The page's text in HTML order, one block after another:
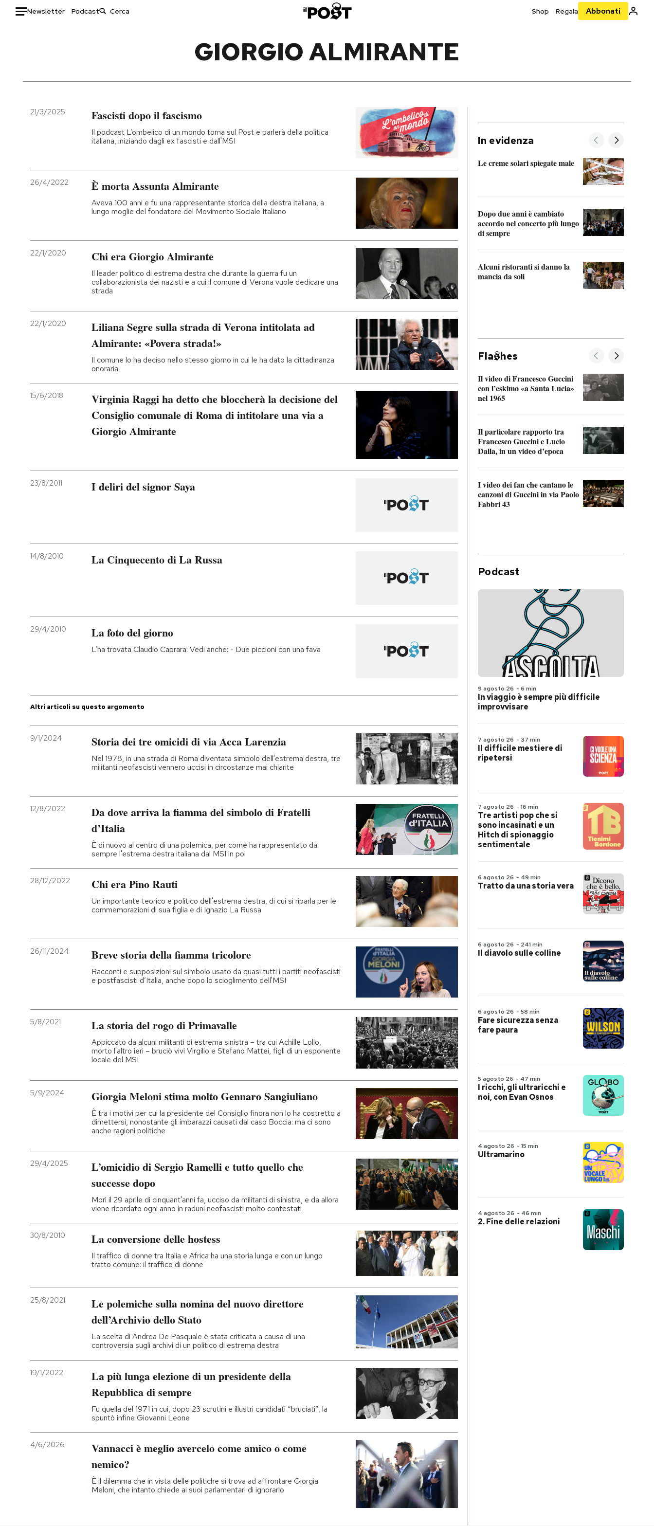
Newsletter Podcast Shop Regala Abbonati
Italia
Politica
Economia
Moda
Storie/Idee
Ok Boomer!
AREA PERSONALE
GIORGIO ALMIRANTE
21/3/2025 Fascisti dopo il fascismo
Il podcast L’ombelico di un mondo torna sul Post e parlerà della politica
italiana, iniziando dagli ex fascisti e dall'MSI
26/4/2022 È morta Assunta Almirante
Aveva 100 anni e fu una rappresentante storica della destra italiana, a
lungo moglie del fondatore del Movimento Sociale Italiano
22/1/2020 Chi era Giorgio Almirante
Il leader politico di estrema destra che durante la guerra fu un
collaborazionista dei nazisti e a cui il comune di Verona vuole dedicare una
strada
22/1/2020
Liliana Segre sulla strada di Verona intitolata ad
Almirante: «Povera strada!»
Il comune lo ha deciso nello stesso giorno in cui le ha dato la cittadinanza
onoraria
15/6/2018
Virginia Raggi ha detto che bloccherà la decisione del
Consiglio comunale di Roma di intitolare una via a
Giorgio Almirante
23/8/2011 I deliri del signor Saya
14/8/2010 La Cinquecento di La Russa
29/4/2010 La foto del giorno
L’ha trovata Claudio Caprara: Vedi anche: - Due piccioni con una fava
Altri articoli su questo argomento
9/1/2024 Storia dei tre omicidi di via Acca Larenzia
Nel 1978, in una strada di Roma diventata simbolo dell'estrema destra, tre
militanti neofascisti vennero uccisi in circostanze mai chiarite
12/8/2022
Da dove arriva la fiamma del simbolo di Fratelli
d’Italia
È di nuovo al centro di una polemica, per come ha rappresentato da
sempre l'estrema destra italiana dal MSI in poi
28/12/2022 Chi era Pino Rauti
Un importante teorico e politico dell'estrema destra, di cui si riparla per le
commemorazioni di sua figlia e di Ignazio La Russa
26/11/2024 Breve storia della fiamma tricolore
Racconti e supposizioni sul simbolo usato da quasi tutti i partiti neofascisti
e postfascisti d’Italia, anche dopo lo scioglimento dell'MSI
5/8/2021 La storia del rogo di Primavalle
Appiccato da alcuni militanti di estrema sinistra – tra cui Achille Lollo,
morto l'altro ieri – bruciò vivi Virgilio e Stefano Mattei, figli di un esponente
locale del MSI
5/9/2024 Giorgia Meloni stima molto Gennaro Sangiuliano
È tra i motivi per cui la presidente del Consiglio finora non lo ha costretto a
dimettersi, nonostante gli imbarazzi causati dal caso Boccia: ma ci sono
anche ragioni politiche
29/4/2025
L’omicidio di Sergio Ramelli e tutto quello che
successe dopo
Morì il 29 aprile di cinquant'anni fa, ucciso da militanti di sinistra, e da allora
viene ricordato ogni anno in raduni neofascisti molto contestati
30/8/2010 La conversione delle hostess
Il traffico di donne tra Italia e Africa ha una storia lunga e con un lungo
tratto comune: il traffico di donne
25/8/2021
Le polemiche sulla nomina del nuovo direttore
dell’Archivio dello Stato
La scelta di Andrea De Pasquale è stata criticata a causa di una
controversia sugli archivi di un politico di estrema destra
19/1/2022
La più lunga elezione di un presidente della
Repubblica di sempre
Fu quella del 1971 in cui, dopo 23 scrutini e illustri candidati “bruciati”, la
spuntò infine Giovanni Leone
4/6/2026
Vannacci è meglio avercelo come amico o come
nemico?
È il dilemma che in vista delle politiche si trova ad affrontare Giorgia
Meloni, che intanto chiede ai suoi parlamentari di ignorarlo
In evidenza
Le creme solari spiegate male
Dopo due anni è cambiato
accordo nel concerto più lungo
di sempre
Alcuni ristoranti si danno la
mancia da soli
Fla hes
Il video di Francesco Guccini
con l’eskimo «a Santa Lucia»
nel 1965
Il particolare rapporto tra
Francesco Guccini e Lucio
Dalla, in un video d’epoca
I video dei fan che cantano le
canzoni di Guccini in via Paolo
Fabbri 43
Podcast
9 agosto 26 - 6 min
In viaggio è sempre più difficile
improvvisare
7 agosto 26 - 37 min
Il difficile mestiere di
ripetersi
7 agosto 26 - 16 min
Tre artisti pop che si
sono incasinati e un
Hitch di spionaggio
sentimentale
6 agosto 26 - 49 min
Tratto da una storia vera
6 agosto 26 - 241 min
Il diavolo sulle colline
6 agosto 26 - 58 min
Fare sicurezza senza
fare paura
5 agosto 26 - 47 min
I ricchi, gli ultraricchi e
noi, con Evan Osnos
4 agosto 26 - 15 min
Ultramarino
4 agosto 26 - 46 min
2. Fine delle relazioni